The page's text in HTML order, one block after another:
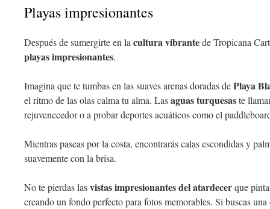
Playas impresionantes
Después de sumergirte en la cultura vibrantede Tropicana
playas impresionantes.
Imagina que te tumbas en las suaves arenas doradas dePlaya
el ritmo de las olas calma tu alma. Lasaguas turquesaste
rejuvenecedor o a probar deportes acuáticos como el
Mientras paseas por la costa, encontrarás calas escondidas y
suavemente con la brisa.
No te pierdas lasvistas impresionantes del atardecerque
creando un fondo perfecto para fotos memorables. Si buscas una